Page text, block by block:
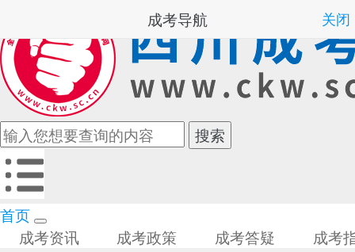
首页
成考资讯
成考政策 成考答疑 成考
成考导航 关闭